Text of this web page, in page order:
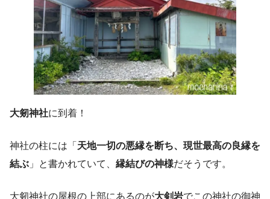
大剱神社に到着！
神社の柱には「 天地一切の悪縁を断ち、現世最高の良縁を
結ぶ 」と書かれていて、 縁結びの神様だそうです。
大剱神社の屋根の上部にあるのが大剣岩でこの神社の御神